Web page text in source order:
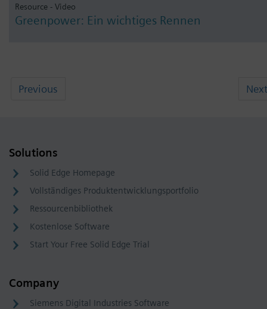
Resource - Video
Greenpower: Ein wichtiges Rennen
Previous Next
Solutions
Solid Edge Homepage
Vollständiges Produktentwicklungsportfolio
Ressourcenbibliothek
Kostenlose Software
Start Your Free Solid Edge Trial
Company
Siemens Digital Industries Software